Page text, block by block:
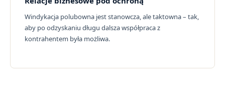
Windykacja polubowna jest stanowcza, ale taktowna – tak,
aby po odzyskaniu długu dalsza współpraca z
kontrahentem była możliwa.